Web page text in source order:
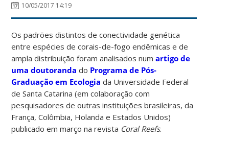
10/05/2017 14:19
Os padrões distintos de conectividade genética
entre espécies de corais-de-fogo endêmicas e de
ampla distribuição foram analisados numartigo de
uma doutoranda do Programa de Pós-
Graduação em Ecologia da Universidade Federal
de Santa Catarina (em colaboração com
pesquisadores de outras instituições brasileiras, da
França, Colômbia, Holanda e Estados Unidos)
publicado em março na revista Coral Reefs.